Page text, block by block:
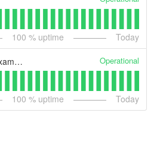
100 % uptime Today
Management Portal (example) Operational
100 % uptime Today